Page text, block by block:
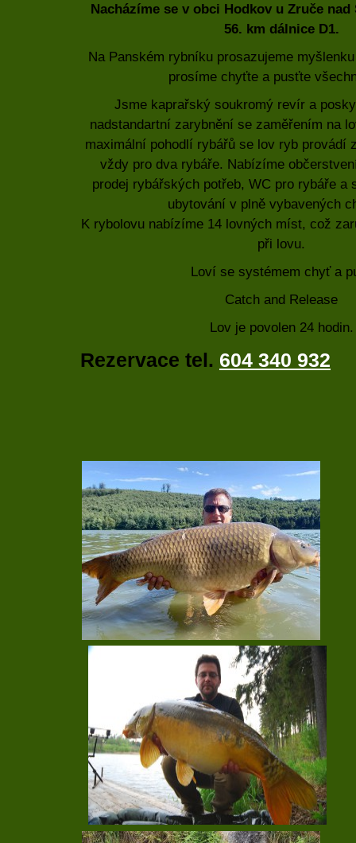
Nacházíme se v obci Hodkov u Zruče nad
56. km dálnice D1.
Na Panském rybníku prosazujeme
prosíme chyťte a pusťte
Jsme kaprařský soukromý revír a
nadstandartní zarybnění se zaměřením na
maximální pohodlí rybářů se lov ryb provádí
vždy pro dva rybáře. Nabízíme
prodej rybářských potřeb, WC pro rybáře a
ubytování v plně vybavených
K rybolovu nabízíme 14 lovných míst, což
při lovu.
Loví se systémem chyť a
Catch and Release
Lov je povolen 24 hodin.
Rezervace tel. 604 340 932